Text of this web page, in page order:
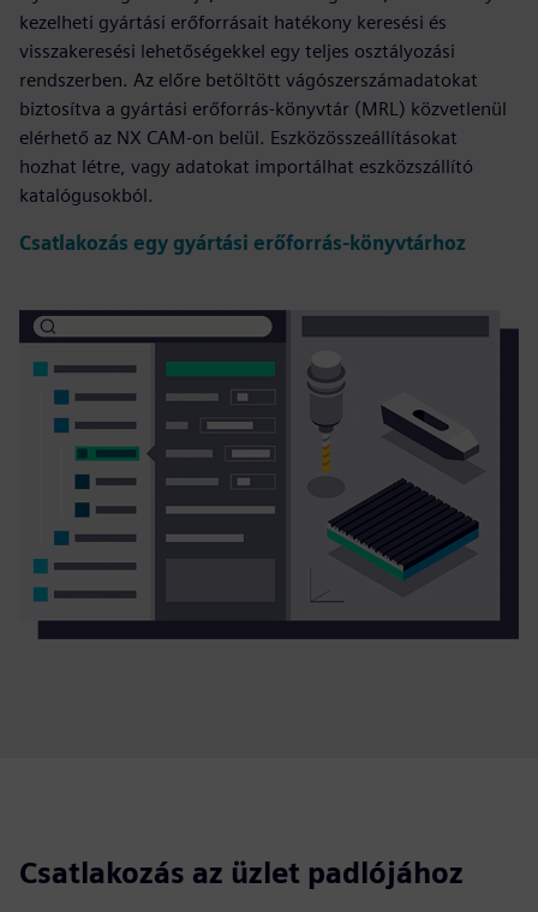
kezelheti gyártási erőforrásait hatékony keresési és
visszakeresési lehetőségekkel egy teljes osztályozási
rendszerben. Az előre betöltött vágószerszámadatokat
biztosítva a gyártási erőforrás-könyvtár (MRL) közvetlenül
elérhető az NX CAM-on belül. Eszközösszeállításokat
hozhat létre, vagy adatokat importálhat eszközszállító
katalógusokból.
Csatlakozás egy gyártási erőforrás-könyvtárhoz
Csatlakozás az üzlet padlójához